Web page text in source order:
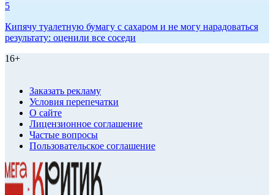
5
Кипячу туалетную бумагу с сахаром и не могу нарадоваться
результату: оценили все соседи
16+
Заказать рекламу
Условия перепечатки
О сайте
Лицензионное соглашение
Частые вопросы
Пользовательское соглашение